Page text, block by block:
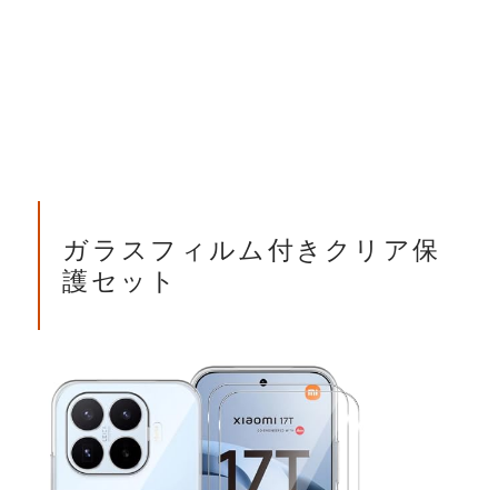
ガラスフィルム付きクリア保
護セット